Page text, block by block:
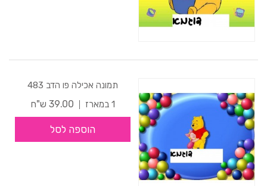
תמונה אכילה פו הדב 483
1 במארז
39.00 ש"ח
הוספה לסל